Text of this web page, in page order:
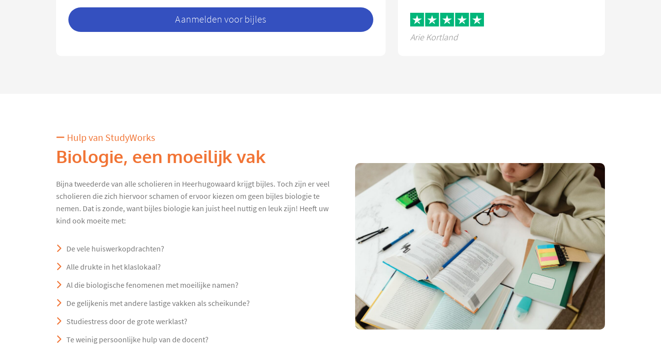
Aanmelden voor bijles
Arie Kortland
Hulp van StudyWorks
Biologie, een moeilijk vak
Bijna tweederde van alle scholieren in Heerhugowaard krijgt bijles. Toch zijn er veel
scholieren die zich hiervoor schamen of ervoor kiezen om geen bijles biologie te
nemen. Dat is zonde, want bijles biologie kan juist heel nuttig en leuk zijn! Heeft uw
kind ook moeite met:
De vele huiswerkopdrachten?
Alle drukte in het klaslokaal?
Al die biologische fenomenen met moeilijke namen?
De gelijkenis met andere lastige vakken als scheikunde?
Studiestress door de grote werklast?
Te weinig persoonlijke hulp van de docent?